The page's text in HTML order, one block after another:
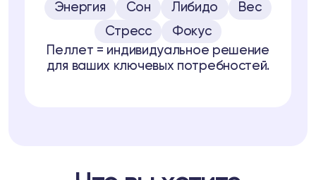
Энергия Сон Либидо
Вес
Стресс
Фокус
Пеллет = индивидуальное решение
для ваших ключевых потребностей.